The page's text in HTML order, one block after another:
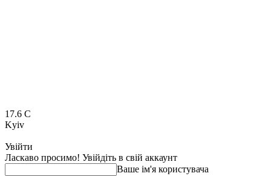
17.6 C
Kyiv
Увійти
Ласкаво просимо! Увійдіть в свій аккаунт
Ваше ім'я користувача